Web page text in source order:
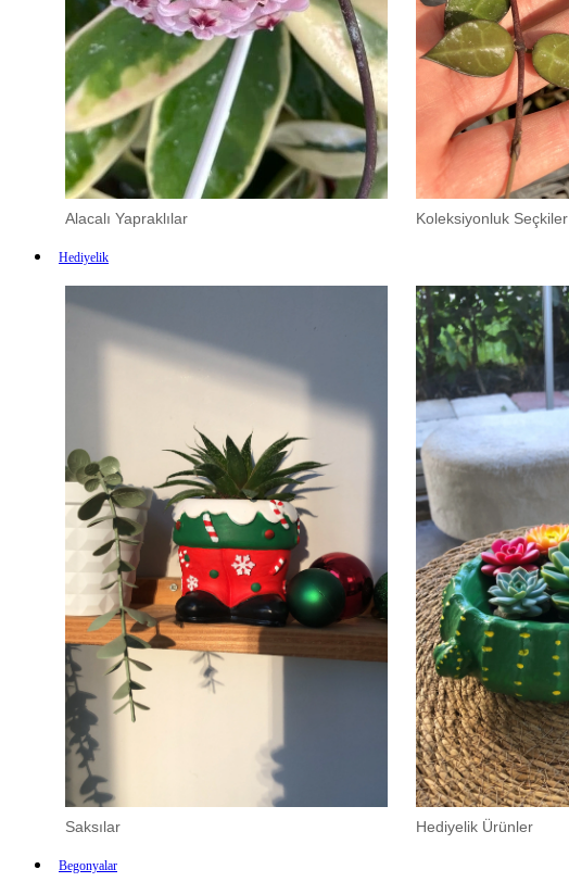
Alacalı Yapraklılar Koleksiyonluk Seçkiler
Hediyelik
Saksılar Hediyelik Ürünler
Begonyalar